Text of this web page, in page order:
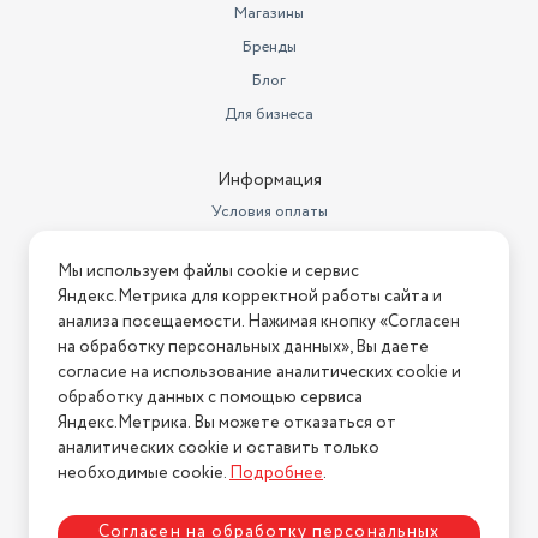
нет
есть
0.54
Ширина товара в упаковке, в
метрах
0.65
Высота товара в упаковке, в
метрах
0.95
Объем товара в упаковке, в
литрах
333.45
Тип управления
Электронное
Магазины
Бренды
Блог
Для бизнеса
Информация
Условия оплаты
Условия возврата
Нашли ошибку на сайте? Напишите нам
2026 © Интернет-магазин "АстМаркет". У нас есть всё!
Политика конфиденциальности
Мы используем файлы cookie и сервис
Яндекс.Метрика для корректной работы сайта и
анализа посещаемости. Нажимая кнопку «Согласен
на обработку персональных данных», Вы даете
согласие на использование аналитических cookie и
обработку данных с помощью сервиса
Яндекс.Метрика. Вы можете отказаться от
аналитических cookie и оставить только
необходимые cookie.Подробнее.
Согласен на обработку персональных